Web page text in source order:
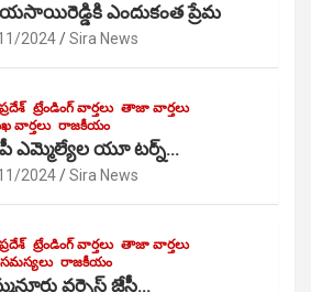
ఎందుకంత ప్రేమ
2024 Sira News
ట్రేండింగ్ వార్తలు తాజా వార్తలు
వార్తలు రాజకీయం
ఎమ్మెల్యేల యూ టర్న్…
2024 Sira News
ట్రేండింగ్ వార్తలు తాజా వార్తలు
రాజకీయం
వర్సెస్ జేసీ…